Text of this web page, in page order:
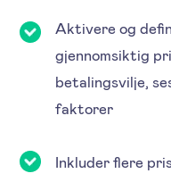
Aktivere og
gjennomsiktig
betalingsvilje,
faktorer
Inkluder flere